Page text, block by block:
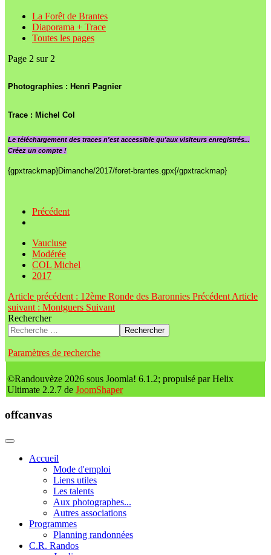
La Forêt de Brantes
Diaporama + Trace
Toutes les pages
Page 2 sur 2
Photographies : Henri Pagnier
Trace : Michel Col
Le téléchargement des traces n'est accessible qu'aux visiteurs enregistrés...
Créez un compte !
{gpxtrackmap}Dimanche/2017/foret-brantes.gpx{/gpxtrackmap}
Précédent
Vaucluse
Modérée
COL Michel
2017
Article précédent : 12ème Ronde des Baronnies Précédent Article
suivant : Montguers Suivant
Rechercher
Rechercher
Paramètres de recherche
©Randouvèze 2026 sous Joomla! 6.1.2; propulsé par Helix
Ultimate 2.2.7 de JoomShaper
offcanvas
Accueil
Mode d'emploi
Liens utiles
Les talents
Aux photographes...
Autres associations
Programmes
Planning randonnées
C.R. Randos